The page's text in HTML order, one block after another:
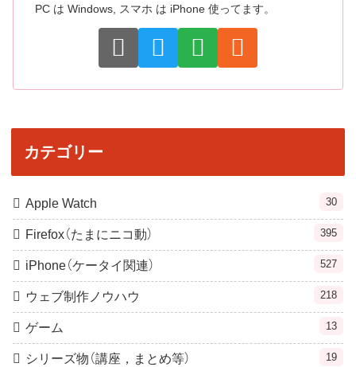
PC は Windows, スマホ は iPhone 使ってます。
カテゴリー
Apple Watch 30
Firefox（たまにニコ動） 395
iPhone（ケータイ関連） 527
ウェブ制作ノウハウ 218
ゲーム 13
シリーズ物（講座，まとめ等） 19